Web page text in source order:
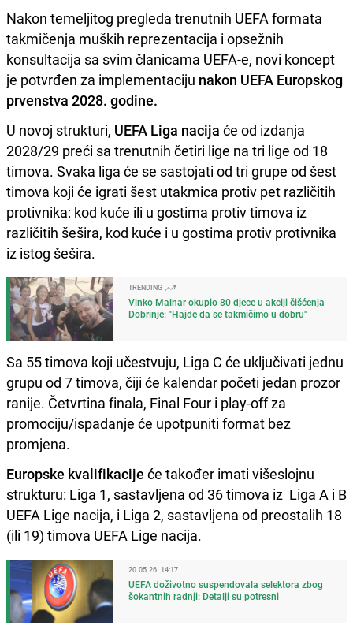
Nakon temeljitog pregleda trenutnih UEFA formata
takmičenja muških reprezentacija i opsežnih
konsultacija sa svim članicama UEFA-e, novi koncept
je potvrđen za implementaciju nakon UEFA Europskog
prvenstva 2028. godine.
U novoj strukturi, UEFA Liga nacija će od izdanja
2028/29 preći sa trenutnih četiri lige na tri lige od 18
timova. Svaka liga će se sastojati od tri grupe od šest
timova koji će igrati šest utakmica protiv pet različitih
protivnika: kod kuće ili u gostima protiv timova iz
različitih šešira, kod kuće i u gostima protiv protivnika
iz istog šešira.
TRENDING
Vinko Malnar okupio 80 djece u akciji čišćenja
Dobrinje: "Hajde da se takmičimo u dobru"
Sa 55 timova koji učestvuju, Liga C će uključivati ​​jednu
grupu od 7 timova, čiji će kalendar početi jedan prozor
ranije. Četvrtina finala, Final Four i play-off za
promociju/ispadanje će upotpuniti format bez
promjena.
Europske kvalifikacije će također imati višeslojnu
strukturu: Liga 1, sastavljena od 36 timova iz Liga A i B
UEFA Lige nacija, i Liga 2, sastavljena od preostalih 18
(ili 19) timova UEFA Lige nacija.
20.05.26. 14:17
UEFA doživotno suspendovala selektora zbog
šokantnih radnji: Detalji su potresni